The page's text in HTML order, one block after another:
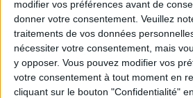
modifier vos préférences avant de
donner votre consentement. Veuillez
traitements de vos données
nécessiter votre consentement, mais
y opposer. Vous pouvez modifier vos
votre consentement à tout moment en
cliquant sur le bouton "Confidentialité"